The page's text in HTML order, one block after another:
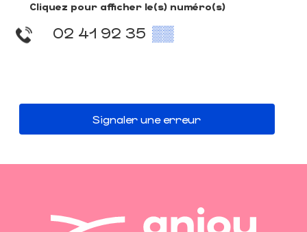
Cliquez pour afficher le(s) numéro(s)
02 41 92 35 ▒▒
Signaler une erreur